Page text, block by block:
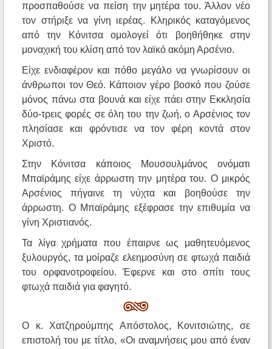
προσπαθούσε να πείση την μητέρα του. Άλλον νέο
τον στήριξε να γίνη ιερέας. Κληρικός καταγόμενος
από την Κόνιτσα ομολογεί ότι βοηθήθηκε στην
μοναχική του κλίση από τον λαϊκό ακόμη Αρσένιο.
Είχε ενδιαφέρον και πόθο μεγάλο να γνωρίσουν οι
άνθρωποι τον Θεό. Κάποιον γέρο βοσκό που ζούσε
μόνος πάνω στα βουνά και είχε πάει στην Εκκλησία
δύο-τρεις φορές σε όλη του την ζωή, ο Αρσένιος τον
πλησίασε και φρόντισε να τον φέρη κοντά στον
Χριστό.
Στην Κόνιτσα κάποιος Μουσουλμάνος ονόματι
Μπαϊράμης είχε άρρωστη την μητέρα του. Ο μικρός
Αρσένιος πήγαινε τη νύχτα και βοηθούσε την
άρρωστη. Ο Μπαϊράμης εξέφρασε την επιθυμία να
γίνη Χριστιανός.
Τα λίγα χρήματα που έπαιρνε ως μαθητευόμενος
ξυλουργός, τα μοίραζε ελεημοσύνη σε φτωχά παιδιά
του ορφανοτροφείου. Έφερνε και στο σπίτι τους
φτωχά παιδιά για φαγητό.
Ο κ. Χατζηρούμπης Απόστολος, Κονιτσιώτης, σε
επιστολή του με τίτλο, «Οι αναμνήσεις μου από έναν